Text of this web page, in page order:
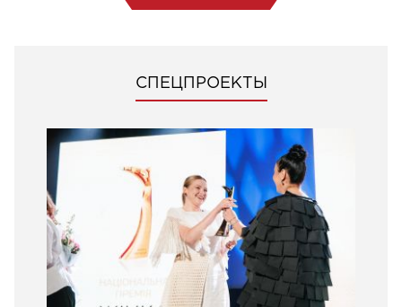
СПЕЦПРОЕКТЫ